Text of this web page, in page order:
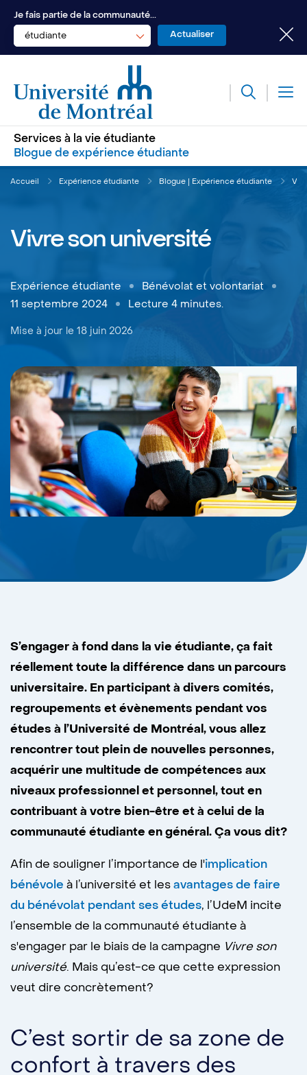
Je fais partie de la communauté...
étudiante
Services à la vie étudiante
Blogue de expérience étudiante
Accueil Expérience étudiante Blogue | Expérience étudiante
Vivre son université
Expérience étudiante
Bénévolat et volontariat
11 septembre 2024
Lecture 4 minutes.
Mise à jour le 18 juin 2026
S’engager à fond dans la vie étudiante, ça fait
réellement toute la différence dans un parcours
universitaire. En participant à divers comités,
regroupements et évènements pendant vos
études à l’Université de Montréal, vous allez
rencontrer tout plein de nouvelles personnes,
acquérir une multitude de compétences aux
niveaux professionnel et personnel, tout en
contribuant à votre bien-être et à celui de la
communauté étudiante en général. Ça vous dit?
Afin de souligner l’importance de l'implication
bénévole à l’université et lesavantages de faire
du bénévolat pendant ses études, l’UdeM incite
l’ensemble de la communauté étudiante à
s'engager par le biais de la campagne Vivre son
université. Mais qu’est-ce que cette expression
veut dire concrètement?
C’est sortir de sa zone de
confort à travers des